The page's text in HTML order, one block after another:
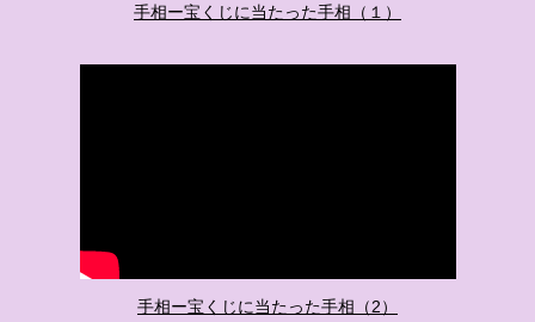
手相ー宝くじに当たった手相（１）
手相ー宝くじに当たった手相（2）